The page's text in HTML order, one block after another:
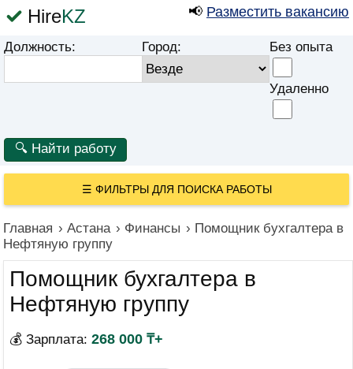
HireKZ 📢 Разместить вакансию
Должность: Город: Без опыта
Удаленно
☰ ФИЛЬТРЫ ДЛЯ ПОИСКА РАБОТЫ
Главная › Астана › Финансы › Помощник бухгалтера в
Нефтяную группу
Помощник бухгалтера в
Нефтяную группу
💰 Зарплата: 268 000 ₸+